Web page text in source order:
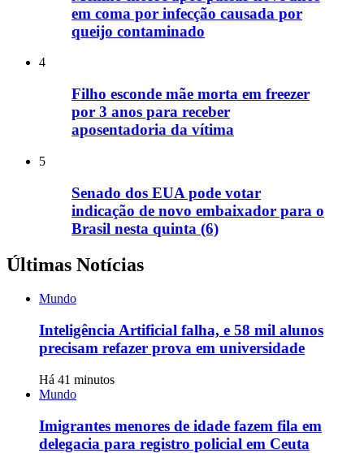
em coma por infecção causada por
queijo contaminado
4
Filho esconde mãe morta em freezer
por 3 anos para receber
aposentadoria da vítima
5
Senado dos EUA pode votar
indicação de novo embaixador para o
Brasil nesta quinta (6)
Últimas Notícias
Mundo
Inteligência Artificial falha, e 58 mil alunos
precisam refazer prova em universidade
Há 41 minutos
Mundo
Imigrantes menores de idade fazem fila em
delegacia para registro policial em Ceuta